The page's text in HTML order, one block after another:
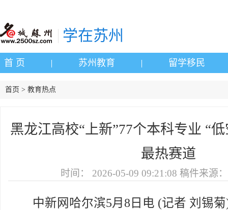
学在苏州
首 页 苏州教育 留学移民
首页 > 教育热点
黑龙江高校“上新”77个本科专业 “
最热赛道
时间： 2026-05-09 09:21:08 稿件来源
中新网哈尔滨5月8日电 (记者 刘锡菊